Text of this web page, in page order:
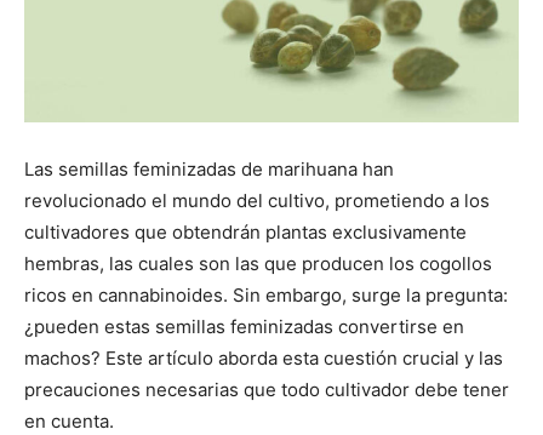
Las semillas feminizadas de marihuana han
revolucionado el mundo del cultivo, prometiendo a los
cultivadores que obtendrán plantas exclusivamente
hembras, las cuales son las que producen los cogollos
ricos en cannabinoides. Sin embargo, surge la pregunta:
¿pueden estas semillas feminizadas convertirse en
machos? Este artículo aborda esta cuestión crucial y las
precauciones necesarias que todo cultivador debe tener
en cuenta.